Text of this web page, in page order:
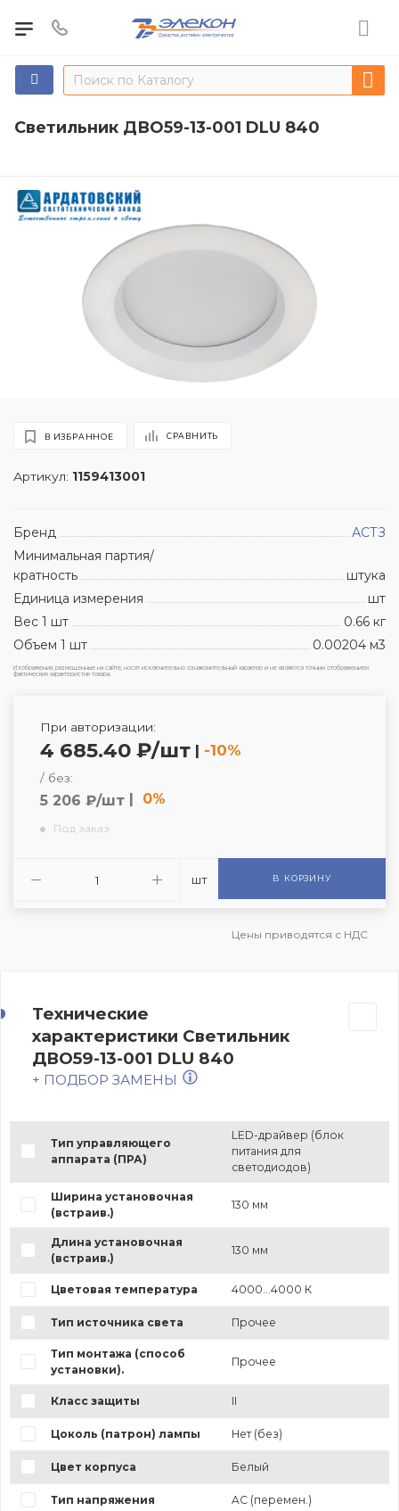
Светильник ДВО59-13-001 DLU 840
Артикул: 1159413001
В ИЗБРАННОЕ СРАВНИТЬ
Бренд
АСТЗ
Минимальная партия/
кратность
штука
Единица измерения
шт
Вес 1 шт
0.66 кг
Объем 1 шт
0.00204 м3
Изображения, размещенные на сайте, носят исключительно ознакомительный характер и не являются точным отображением
фактических характеристик товара.
При авторизации:
4 685.40 ₽/шт | -10%
/ без:
5 206 ₽/шт | 0%
Под заказ
шт В КОРЗИНУ
Цены приводятся с НДС
Технические
характеристики Светильник
ДВО59-13-001 DLU 840
+ ПОДБОР ЗАМЕНЫ
Тип управляющего
аппарата (ПРА)
LED-драйвер (блок
питания для
светодиодов)
Ширина установочная
(встраив.)
130 мм
Длина установочная
(встраив.)
130 мм
Цветовая температура 4000...4000 К
Тип источника света Прочее
Тип монтажа (способ
установки).
Прочее
Класс защиты II
Цоколь (патрон) лампы Нет (без)
Цвет корпуса Белый
Тип напряжения AC (перемен.)